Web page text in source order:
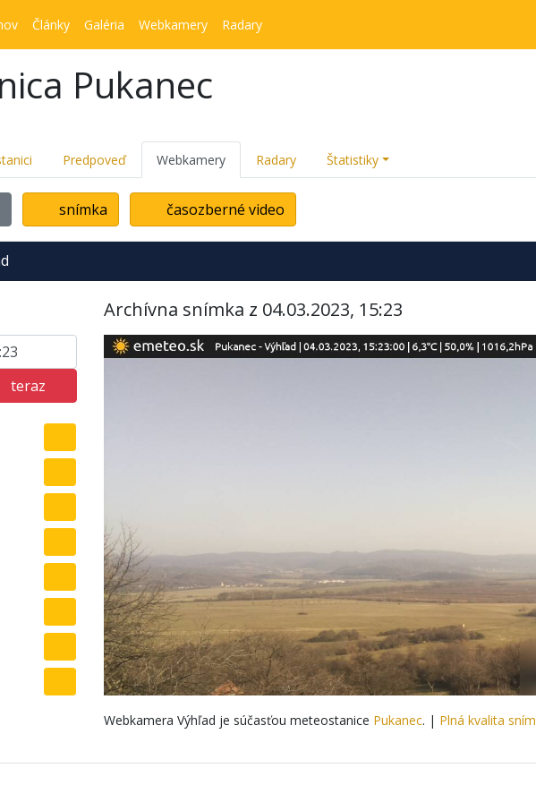
Články Galéria Webkamery Radary
Pukanec
Predpoveď Webkamery Radary Štatistiky
snímka časozberné video
teraz
Archívna snímka z 04.03.2023, 15:23
Webkamera Výhľad je súčasťou meteostanice Pukanec. | Plná kvalita